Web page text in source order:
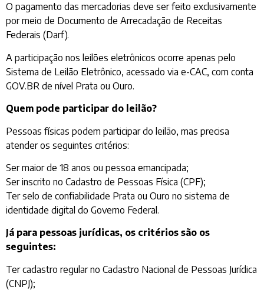
O pagamento das mercadorias deve ser feito exclusivamente
por meio de Documento de Arrecadação de Receitas
Federais (Darf).
A participação nos leilões eletrônicos ocorre apenas pelo
Sistema de Leilão Eletrônico, acessado via e-CAC, com conta
GOV.BR de nível Prata ou Ouro.
Quem pode participar do leilão?
Pessoas físicas podem participar do leilão, mas precisa
atender os seguintes critérios:
Ser maior de 18 anos ou pessoa emancipada;
Ser inscrito no Cadastro de Pessoas Física (CPF);
Ter selo de confiabilidade Prata ou Ouro no sistema de
identidade digital do Governo Federal.
Já para pessoas jurídicas, os critérios são os
seguintes:
Ter cadastro regular no Cadastro Nacional de Pessoas Jurídica
(CNPJ);